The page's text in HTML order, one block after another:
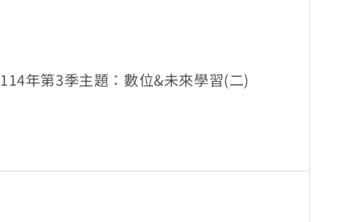
114年第3季主題：數位&未來學習(二)